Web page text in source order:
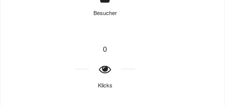
Besucher
0
Klicks